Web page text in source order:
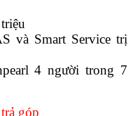
và Smart Service trị
4 người trong 7
góp